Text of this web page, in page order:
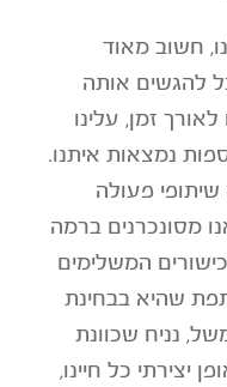
חשוב מאוד
להגשים אותה
זמן, עלינו
נמצאות איתנו.
פעולה
מסונכרנים ברמה
המשלימים
שהיא בבחינת
נניח שכוונת
יצירתי כל חיינו,